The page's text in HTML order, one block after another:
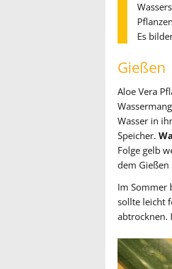
Es
Gießen
Aloe Vera
Wasser in
Speicher.
Folge gelb
dem
Im Sommer
sollte leicht
abtrocknen.